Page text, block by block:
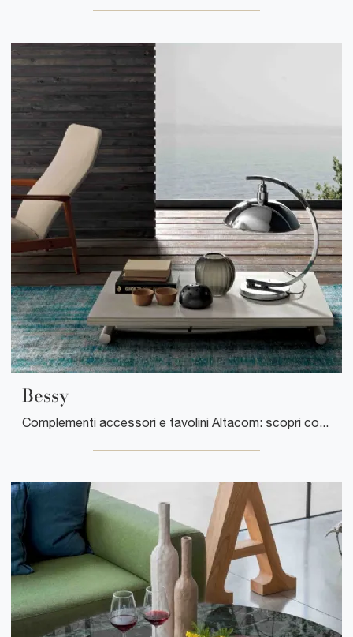
Bessy
Complementi accessori e tavolini Altacom: scopri come arricchire i tuoi interni moderni con il modello Bessy.